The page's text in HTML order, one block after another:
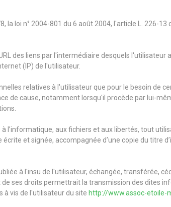
loi n° 2004-801 du 6 août 2004, l'article L. 226-13
des liens par l'intermédiaire desquels l'utilisateur
(IP) de l'utilisateur.
relatives à l'utilisateur que pour le besoin de
de cause, notamment lorsqu'il procède par lui-
aux fichiers et aux libertés, tout
et signée, accompagnée d’une copie du titre
à l'insu de l'utilisateur, échangée, transférée,
ses droits permettrait la transmission des dites
à vis de l'utilisateur du site http://www.assoc-etoile-